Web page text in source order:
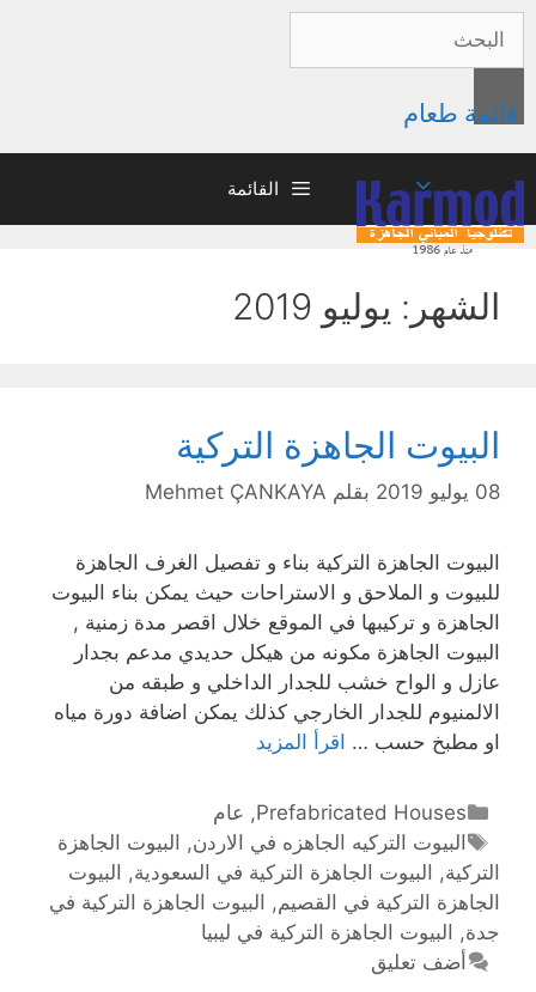
قائمة طعام
القائمة
الشهر: يوليو 2019
البيوت الجاهزة التركية
08 يوليو 2019 بقلم Mehmet ÇANKAYA
البيوت الجاهزة التركية بناء و تفصيل الغرف الجاهزة
للبيوت و الملاحق و الاستراحات حيث يمكن بناء البيوت
الجاهزة و تركيبها في الموقع خلال اقصر مدة زمنية ,
البيوت الجاهزة مكونه من هيكل حديدي مدعم بجدار
عازل و الواح خشب للجدار الداخلي و طبقه من
الالمنيوم للجدار الخارجي كذلك يمكن اضافة دورة مياه
او مطبخ حسب … اقرأ المزيد
Prefabricated Houses
, عام
البيوت التركيه الجاهزه في الاردن, البيوت الجاهزة
التركية, البيوت الجاهزة التركية في السعودية, البيوت
الجاهزة التركية في القصيم, البيوت الجاهزة التركية في
جدة, البيوت الجاهزة التركية في ليبيا
أضف تعليق